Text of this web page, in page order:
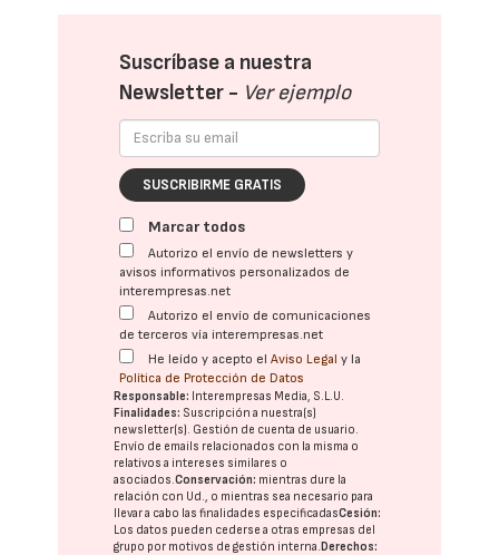
Suscríbase a nuestra
Newsletter - Ver ejemplo
SUSCRIBIRME GRATIS
Marcar todos
Autorizo el envío de newsletters y
avisos informativos personalizados de
interempresas.net
Autorizo el envío de comunicaciones
de terceros vía interempresas.net
He leído y acepto elAviso Legal y la
Política de Protección de Datos
Responsable: Interempresas Media, S.L.U.
Finalidades: Suscripción a nuestra(s)
newsletter(s). Gestión de cuenta de usuario.
Envío de emails relacionados con la misma o
relativos a intereses similares o
asociados.Conservación: mientras dure la
relación con Ud., o mientras sea necesario para
llevar a cabo las finalidades especificadasCesión:
Los datos pueden cederse a otras empresas del
grupo por motivos de gestión interna.Derechos: